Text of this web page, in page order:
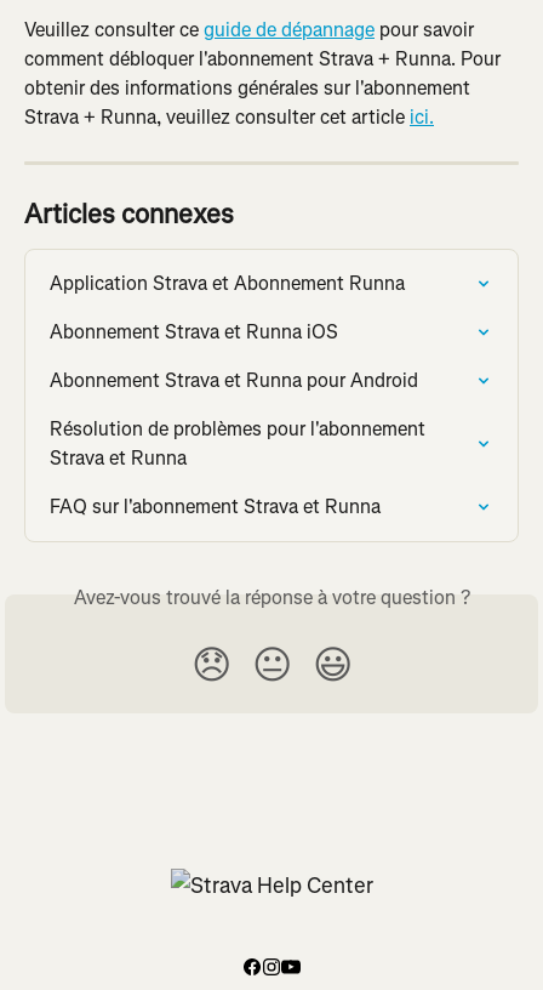
Veuillez consulter ce guide de dépannage pour savoir
comment débloquer l'abonnement Strava + Runna. Pour
obtenir des informations générales sur l'abonnement
Strava + Runna, veuillez consulter cet article ici.
Articles connexes
Application Strava et Abonnement Runna
Abonnement Strava et Runna iOS
Abonnement Strava et Runna pour Android
Résolution de problèmes pour l'abonnement
Strava et Runna
FAQ sur l'abonnement Strava et Runna
Avez-vous trouvé la réponse à votre question ?
😞 😐 😃